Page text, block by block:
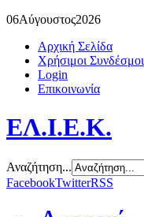
06Αύγουστος2026
Αρχική Σελίδα
Χρήσιμοι Συνδέσμοι
Login
Επικοινωνία
ΕΛ.Ι.Ε.Κ.
Αναζήτηση...
FacebookTwitterRSS